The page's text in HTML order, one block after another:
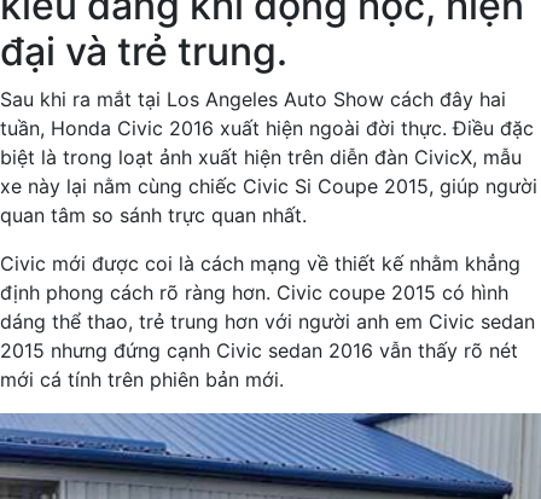
đại và trẻ trung.
Sau khi ra mắt tại Los Angeles Auto Show cách đây hai
tuần, Honda Civic 2016 xuất hiện ngoài đời thực. Điều đặc
biệt là trong loạt ảnh xuất hiện trên diễn đàn CivicX, mẫu
xe này lại nằm cùng chiếc Civic Si Coupe 2015, giúp người
quan tâm so sánh trực quan nhất.
Civic mới được coi là cách mạng về thiết kế nhằm khẳng
định phong cách rõ ràng hơn. Civic coupe 2015 có hình
dáng thể thao, trẻ trung hơn với người anh em Civic sedan
2015 nhưng đứng cạnh Civic sedan 2016 vẫn thấy rõ nét
mới cá tính trên phiên bản mới.